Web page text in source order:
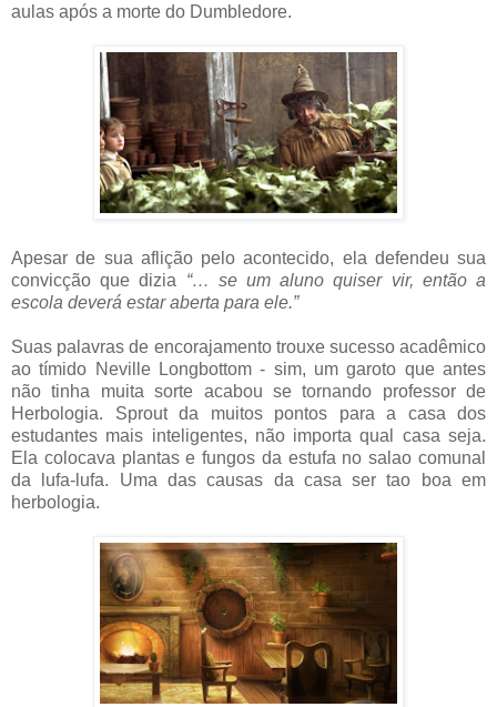
aulas após a morte do Dumbledore.
Apesar de sua aflição pelo acontecido, ela defendeu sua
convicção que dizia “… se um aluno quiser vir, então a
escola deverá estar aberta para ele.”
Suas palavras de encorajamento trouxe sucesso acadêmico
ao tímido Neville Longbottom - sim, um garoto que antes
não tinha muita sorte acabou se tornando professor de
Herbologia. Sprout da muitos pontos para a casa dos
estudantes mais inteligentes, não importa qual casa seja.
Ela colocava plantas e fungos da estufa no salao comunal
da lufa-lufa. Uma das causas da casa ser tao boa em
herbologia.